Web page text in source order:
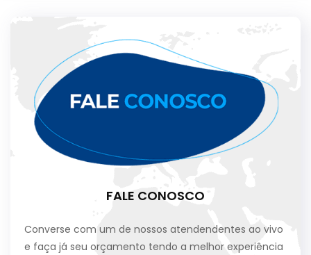
FALE CONOSCO
Converse com um de nossos atendendentes ao vivo
e faça já seu orçamento tendo a melhor experiência